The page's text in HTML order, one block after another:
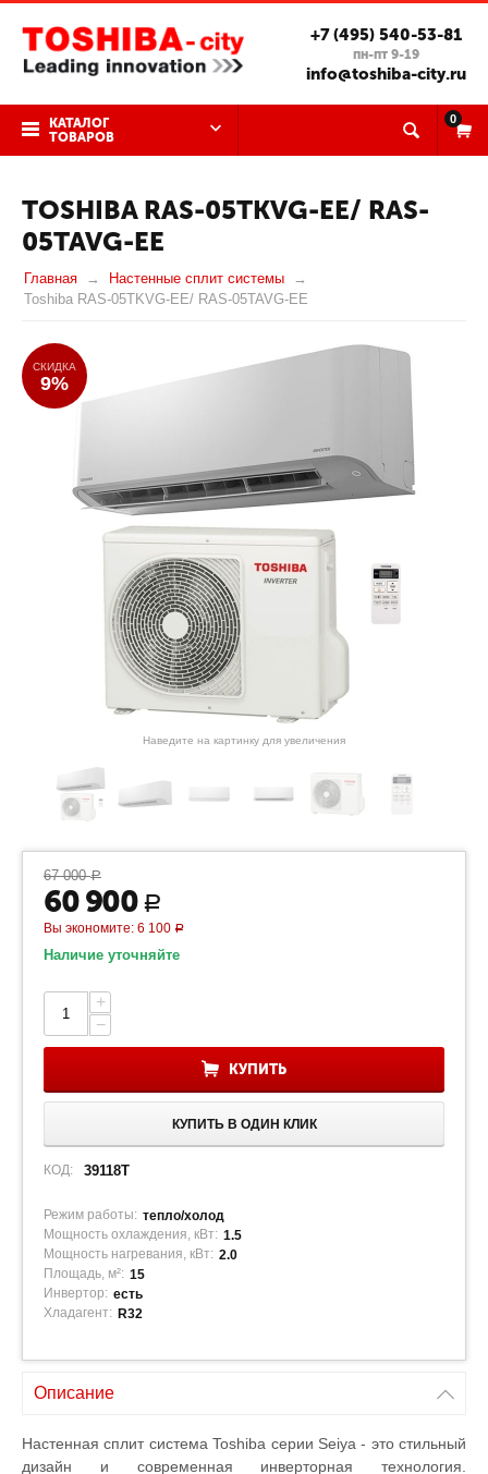
+7 (495) 540-53-81
пн-пт 9-19
info@toshiba-city.ru
КАТАЛОГ
ТОВАРОВ
0
TOSHIBA RAS-05TKVG-EE/ RAS-
05TAVG-EE
Главная
Настенные сплит системы
Toshiba RAS-05TKVG-EE/ RAS-05TAVG-EE
СКИДКА
9%
Наведите на картинку для увеличения
67 000 Р
60 900 Р
Вы экономите: 6 100 Р
Наличие уточняйте
+
−
КУПИТЬ
КУПИТЬ В ОДИН КЛИК
КОД: 39118T
Режим работы: тепло/холод
Мощность охлаждения, кВт: 1.5
Мощность нагревания, кВт: 2.0
Площадь, м²: 15
Инвертор: есть
Хладагент: R32
Описание
Настенная сплит системаToshiba серии Seiya - это стильный
дизайн и современная инверторная технология.